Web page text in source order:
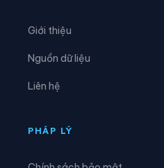
Xã Lộc Hà
Giới thiệu
Nguồn dữ liệu
Liên hệ
PHÁP LÝ